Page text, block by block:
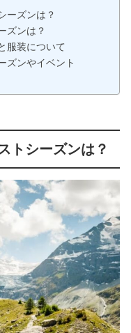
ーズンは？
ズンは？
服装について
ズンやイベント
トシーズンは？